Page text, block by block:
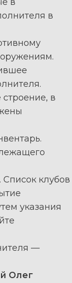
в
.
в
. Список клубов
указания
—
Олег